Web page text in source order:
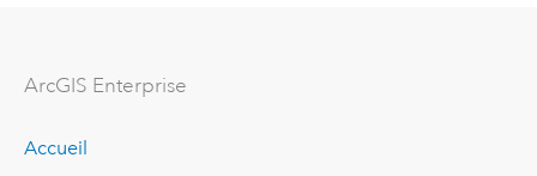
ArcGIS Enterprise
Accueil